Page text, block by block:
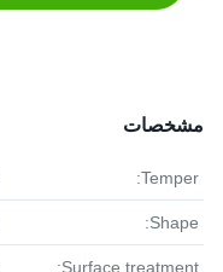
مشخصات
Temper:
Shape:
Surface treatment: